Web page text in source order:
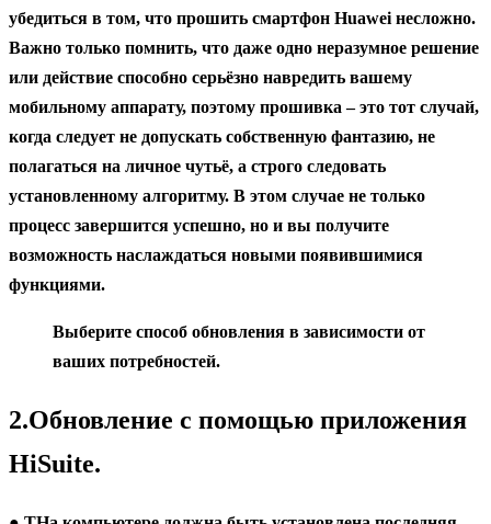
убедиться в том, что прошить смартфон Huawei несложно.
Важно только помнить, что даже одно неразумное решение
или действие способно серьёзно навредить вашему
мобильному аппарату, поэтому прошивка – это тот случай,
когда следует не допускать собственную фантазию, не
полагаться на личное чутьё, а строго следовать
установленному алгоритму. В этом случае не только
процесс завершится успешно, но и вы получите
возможность наслаждаться новыми появившимися
функциями.
Выберите способ обновления в зависимости от
ваших потребностей.
2.Обновление с помощью приложения
HiSuite.